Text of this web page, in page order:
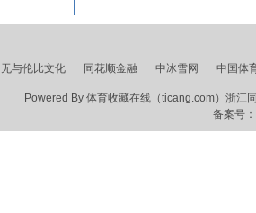
无与伦比文化 同花顺金融 中冰雪网 中国体
Powered By 体育收藏在线（ticang.com）浙江
备案号：